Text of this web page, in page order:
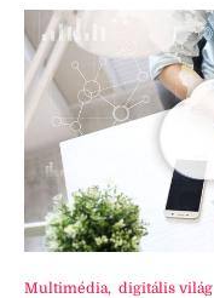
Multimédia, digitális világ